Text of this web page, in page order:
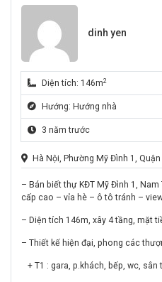
dinh yen
Diện tích: 146m2
Hướng: Hướng nhà
3 năm trước
Hà Nội, Phường Mỹ Đình 1,
– Bán biết thự KĐT Mỹ Đình 1,
cấp cao – vỉa hè – ô tô tránh –
– Diện tích 146m, xây 4 tầng, mặt
– Thiết kế hiện đại, phong các
+ T1 : gara, p.khách, bếp, wc, sân